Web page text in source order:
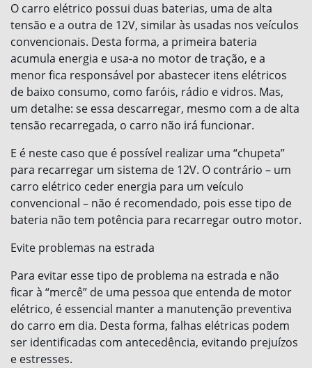
O carro elétrico possui duas baterias, uma de alta
tensão e a outra de 12V, similar às usadas nos veículos
convencionais. Desta forma, a primeira bateria
acumula energia e usa-a no motor de tração, e a
menor fica responsável por abastecer itens elétricos
de baixo consumo, como faróis, rádio e vidros. Mas,
um detalhe: se essa descarregar, mesmo com a de alta
tensão recarregada, o carro não irá funcionar.
E é neste caso que é possível realizar uma “chupeta”
para recarregar um sistema de 12V. O contrário – um
carro elétrico ceder energia para um veículo
convencional – não é recomendado, pois esse tipo de
bateria não tem potência para recarregar outro motor.
Evite problemas na estrada
Para evitar esse tipo de problema na estrada e não
ficar à “mercê” de uma pessoa que entenda de motor
elétrico, é essencial manter a manutenção preventiva
do carro em dia. Desta forma, falhas elétricas podem
ser identificadas com antecedência, evitando prejuízos
e estresses.